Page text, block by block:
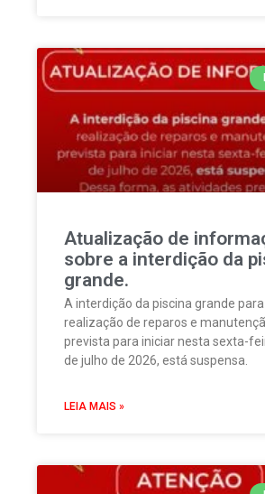
Atualização de
sobre a interdição da
grande.
A interdição da piscina grande para
realização de reparos e
prevista para iniciar nesta sexta-
de julho de 2026, está suspensa.
LEIA MAIS »